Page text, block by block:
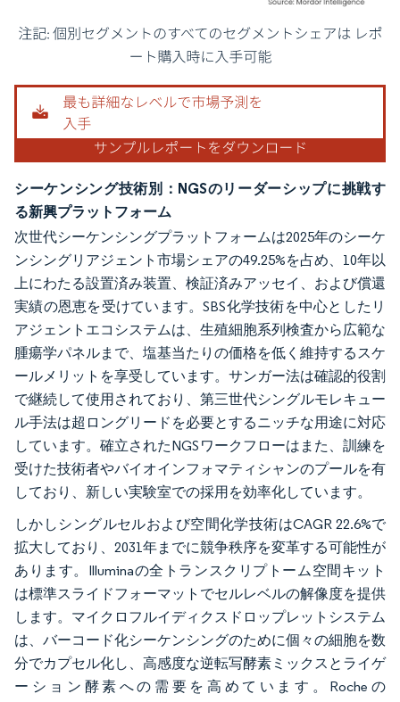
画像 © Mordor Intelligence。再利用にはCC BY 4.0の表示が必要です。
シーケンシング技術別：NGSのリーダーシップに挑戦す
る新興プラットフォーム
次世代シーケンシングプラットフォームは2025年のシーケ
ンシングリアジェント市場シェアの49.25%を占め、10年以
上にわたる設置済み装置、検証済みアッセイ、および償還
実績の恩恵を受けています。SBS化学技術を中心としたリ
アジェントエコシステムは、生殖細胞系列検査から広範な
腫瘍学パネルまで、塩基当たりの価格を低く維持するスケ
ールメリットを享受しています。サンガー法は確認的役割
で継続して使用されており、第三世代シングルモレキュー
ル手法は超ロングリードを必要とするニッチな用途に対応
しています。確立されたNGSワークフローはまた、訓練を
受けた技術者やバイオインフォマティシャンのプールを有
しており、新しい実験室での採用を効率化しています。
しかしシングルセルおよび空間化学技術はCAGR 22.6%で
拡大しており、2031年までに競争秩序を変革する可能性が
あります。Illuminaの全トランスクリプトーム空間キット
は標準スライドフォーマットでセルレベルの解像度を提供
します。マイクロフルイディクスドロップレットシステム
は、バーコード化シーケンシングのために個々の細胞を数
分でカプセル化し、高感度な逆転写酵素ミックスとライゲ
ーション酵素への需要を高めています。Rocheの